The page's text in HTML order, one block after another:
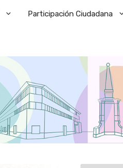
Participación Ciudadana